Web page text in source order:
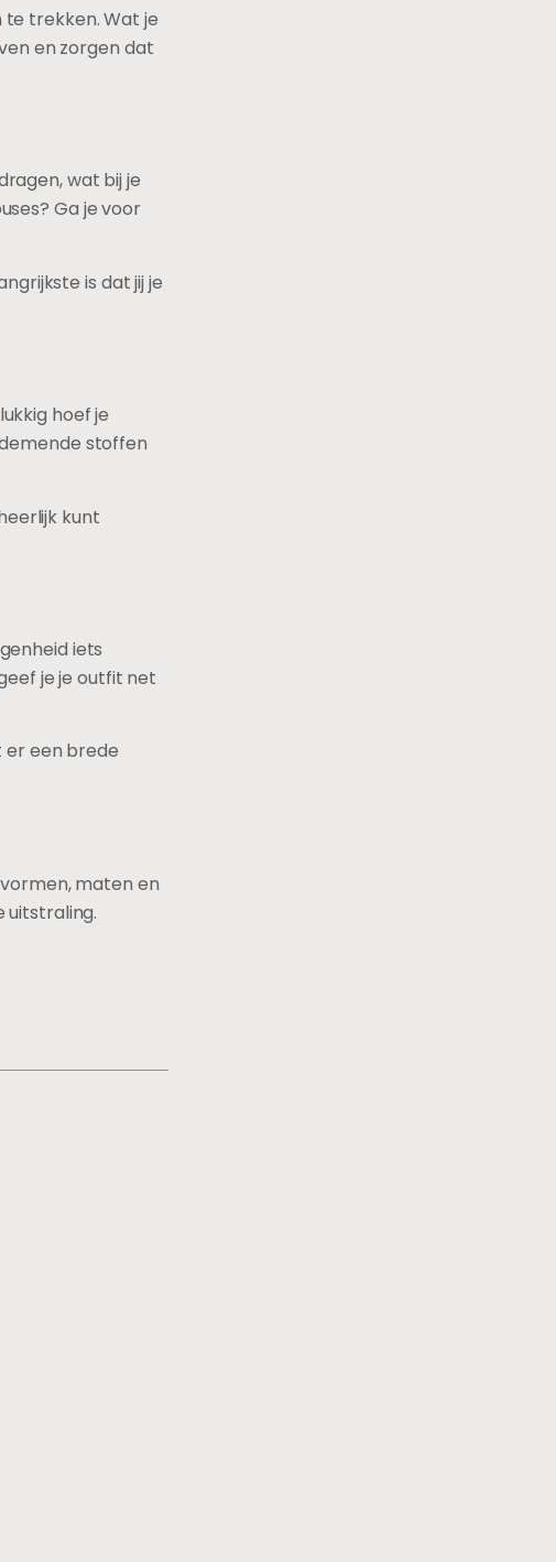
te trekken. Wat je
en zorgen dat
wat bij je
Ga je voor
is dat jij je
hoef je
stoffen
kunt
iets
je je outfit net
er een brede
maten en
uitstraling.